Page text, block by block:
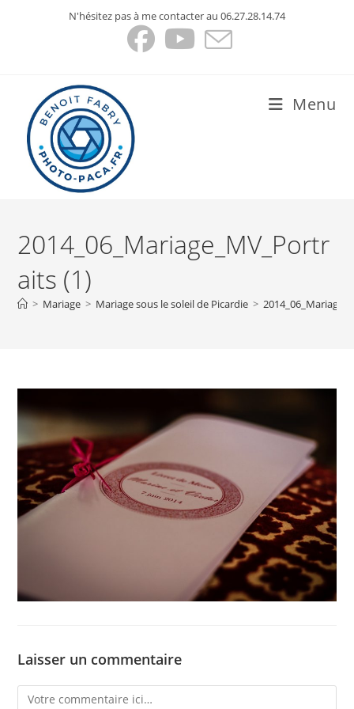
N'hésitez pas à me contacter au 06.27.28.14.74
Menu
2014_06_Mariage_MV_Portr
aits (1)
> Mariage > Mariage sous le soleil de Picardie >
Laisser un commentaire
Comment